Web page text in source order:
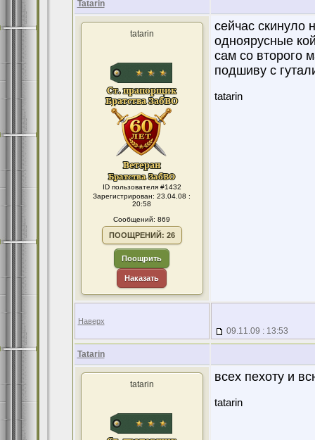
Tatarin
tatarin
ID пользователя #1432
Зарегистрирован: 23.04.08 :
20:58
Сообщений: 869
ПООЩРЕНИЙ: 26
Поощрить
Наказать
сейчас скинуло
одноярусные
сам со второго
подшиву с
tatarin
Наверх
09.11.09 : 13:53
Tatarin
tatarin
всех пехоту и
tatarin